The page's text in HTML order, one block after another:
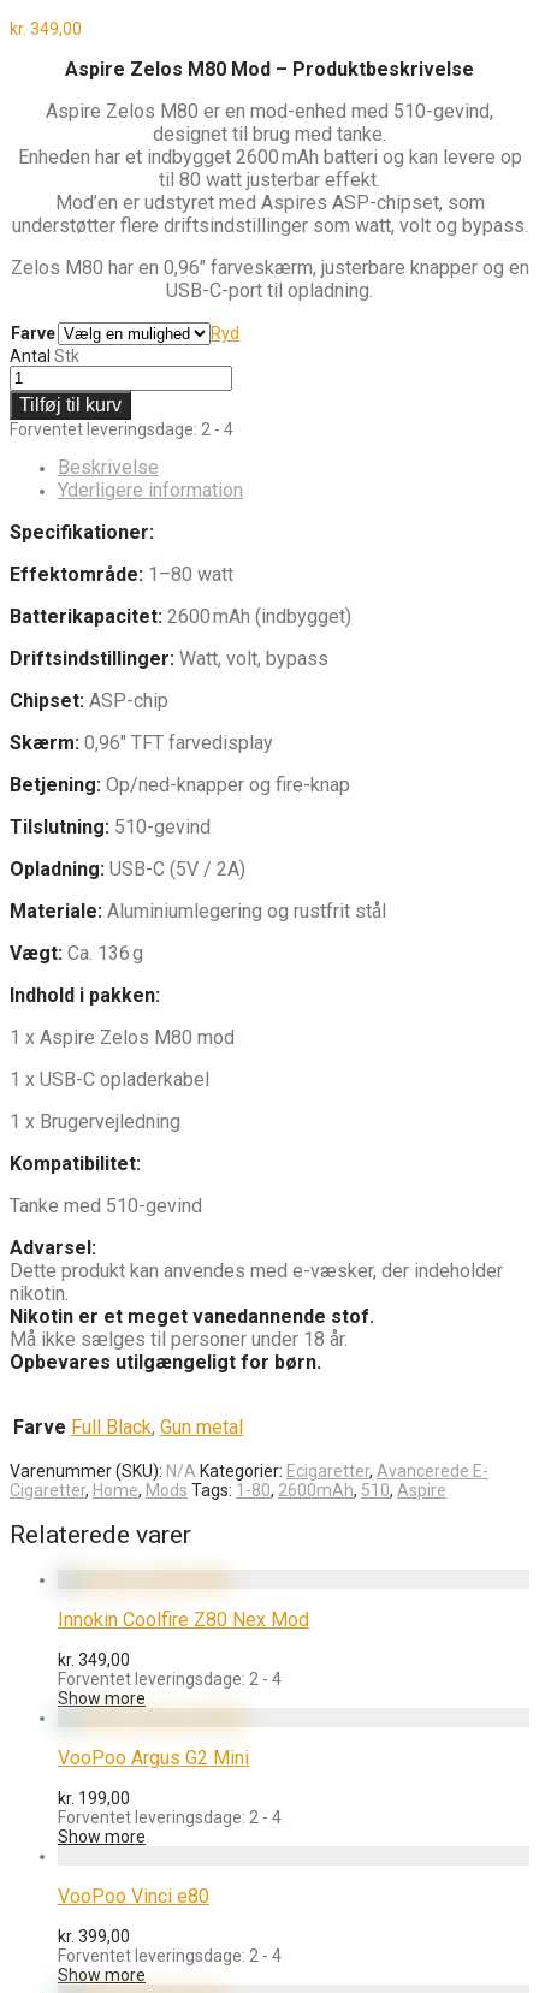
kr. 349,00
Aspire Zelos M80 Mod – Produktbeskrivelse
Aspire Zelos M80 er en mod-enhed med 510-gevind,
designet til brug med tanke.
Enheden har et indbygget 2600 mAh batteri og kan levere op
til 80 watt justerbar effekt.
Mod’en er udstyret med Aspires ASP-chipset, som
understøtter flere driftsindstillinger som watt, volt og bypass.
Zelos M80 har en 0,96″ farveskærm, justerbare knapper og en
USB-C-port til opladning.
Farve
Ryd
Antal Stk
Tilføj til kurv
Forventet leveringsdage: 2 - 4
Beskrivelse
Yderligere information
Specifikationer:
Effektområde: 1–80 watt
Batterikapacitet: 2600 mAh (indbygget)
Driftsindstillinger: Watt, volt, bypass
Chipset: ASP-chip
Skærm: 0,96″ TFT farvedisplay
Betjening: Op/ned-knapper og fire-knap
Tilslutning: 510-gevind
Opladning: USB-C (5V / 2A)
Materiale: Aluminiumlegering og rustfrit stål
Vægt: Ca. 136 g
Indhold i pakken:
1 x Aspire Zelos M80 mod
1 x USB-C opladerkabel
1 x Brugervejledning
Kompatibilitet:
Tanke med 510-gevind
Advarsel:
Dette produkt kan anvendes med e-væsker, der indeholder
nikotin.
Nikotin er et meget vanedannende stof.
Må ikke sælges til personer under 18 år.
Opbevares utilgængeligt for børn.
Farve Full Black, Gun metal
Varenummer (SKU): N/A Kategorier: Ecigaretter, Avancerede E-
Cigaretter, Home, Mods Tags: 1-80, 2600mAh, 510, Aspire
Relaterede varer
Innokin Coolfire Z80 Nex Mod
kr. 349,00
Forventet leveringsdage: 2 - 4
Show more
VooPoo Argus G2 Mini
kr. 199,00
Forventet leveringsdage: 2 - 4
Show more
VooPoo Vinci e80
kr. 399,00
Forventet leveringsdage: 2 - 4
Show more